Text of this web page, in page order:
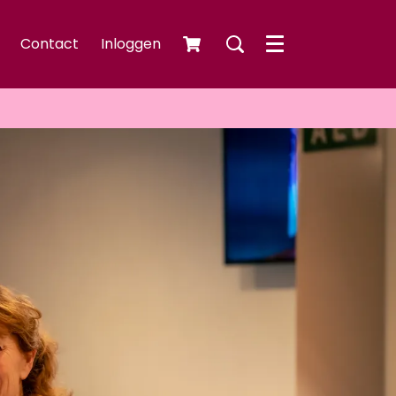
Contact Inloggen Menu